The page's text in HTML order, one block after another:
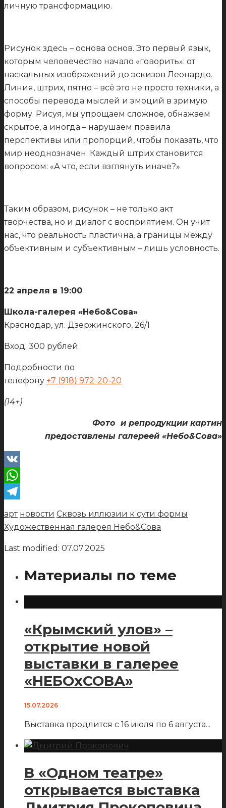
личную трансформацию.
Рисунок здесь – основа основ. Это первый язык,
которым человечество начало «говорить»: от
наскальных изображений до эскизов Леонардо.
Линия, штрих, пятно – всё это не просто техники, а
способы перевода мыслей и эмоций в зримую
форму. Рисуя, мы упрощаем сложное, обнажаем
скрытое, а иногда – нарушаем правила
перспективы или пропорций, чтобы показать, что
мир неоднозначен. Каждый штрих становится
вопросом: «А что, если взглянуть иначе?»
Таким образом, рисунок – не только акт
творчества, но и диалог с восприятием. Он учит
нас, что реальность пластична, а границы между
объективным и субъективным – лишь условность.
22 апреля в 19:00
Школа-галерея «Небо&Сова»
Краснодар, ул. Дзержинского, 26/1
Вход: 300 рублей
Подробности по
телефону +7 (918) 972-20-20
(14+)
Фото и репродукции картин
предоставлены галереей «Небо&Сова»
VK
WhatsApp
арт новости Сквозь иллюзии к сути формы
Художественная галерея Небо&Сова
Last modified: 07.07.2025
Материалы по теме
«Крымский улов» –
открытие новой
выставки в галерее
«НЕБОхСОВА»
15.07.2026
Выставка продлится с 16 июля по 6 августа...
В «Одном театре»
открывается выставка